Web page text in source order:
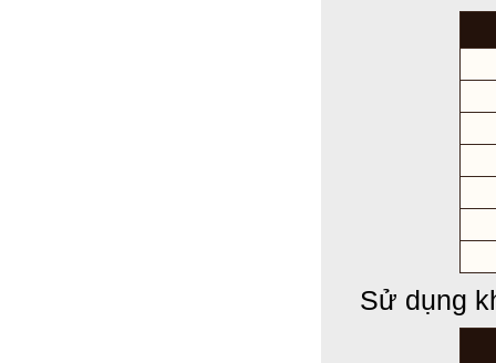
Sử dụng